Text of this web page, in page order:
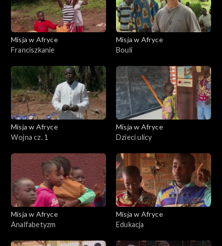
Misja w Afryce
Franciszkanie
Misja w Afryce
Bouli
Misja w Afryce
Wojna cz. 1
Misja w Afryce
Dzieci ulicy
Misja w Afryce
Analfabetyzm
Misja w Afryce
Edukacja